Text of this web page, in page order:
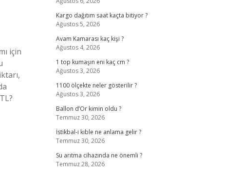
için
Kargo dağıtım saat kaçta bitiyor ?
Ağustos 5, 2026
Avam Kamarası kaç kişi ?
Ağustos 4, 2026
1 top kumaşın eni kaç cm ?
Ağustos 3, 2026
1100 ölçekte neler gösterilir ?
Ağustos 3, 2026
Ballon d’Or kimin oldu ?
Temmuz 30, 2026
İstikbal-i kıble ne anlama gelir ?
Temmuz 30, 2026
Su arıtma cihazında ne önemli ?
Temmuz 28, 2026